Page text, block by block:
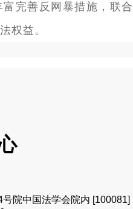
完善反网暴措施，联合
权益。
院中国法学会院内 [100081]